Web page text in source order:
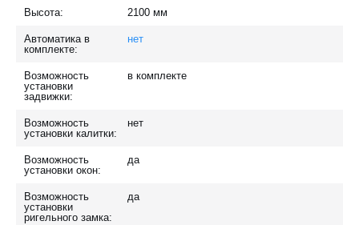
Высота: 2100 мм
Автоматика в
комплекте:
нет
Возможность
установки
задвижки:
в комплекте
Возможность
установки калитки:
нет
Возможность
установки окон:
да
Возможность
установки
ригельного замка:
да